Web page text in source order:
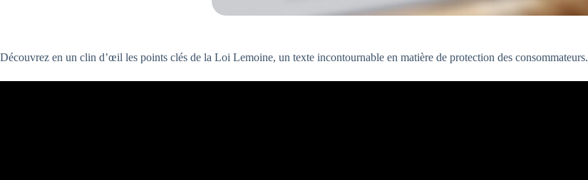
Découvrez en un clin d’œil les points clés de la Loi Lemoine, un texte incontournable en matière de protection des consommateurs.